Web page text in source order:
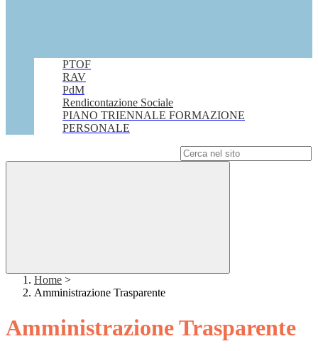
PTOF
RAV
PdM
Rendicontazione Sociale
PIANO TRIENNALE FORMAZIONE
PERSONALE
Home >
Amministrazione Trasparente
Amministrazione Trasparente